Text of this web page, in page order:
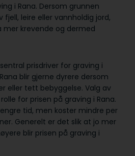
i Rana. Dersom grunnen
fjell, leire eller vannholdig jord,
mer krevende og dermed
prisdriver for graving i
blir gjerne dyrere dersom
eller tett bebyggelse. Valg av
for prisen på graving i Rana.
tid, men koster mindre per
Generelt er det slik at jo mer
blir prisen på graving i